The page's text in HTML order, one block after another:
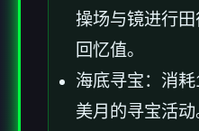
操场与镜进行
回忆值。
海底寻宝：消
美月的寻宝活